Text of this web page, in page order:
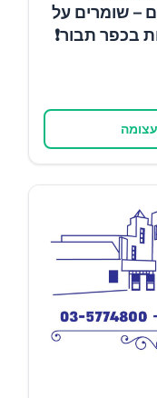
– שומרים על
בכפר תבור❗